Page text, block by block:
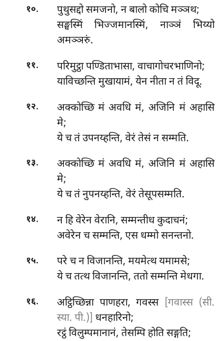
१०. पुथुसद्दोसमजनो, न बालो कोचि मञ्ञथ;
सङ्घस्मिं भिज्जमानस्मिं, नाञ्ञं भिय्यो
अमञ्ञरुं.
११.
परिमुट्ठा पण्डिताभासा, वाचागोचरभाणिनो;
याविच्छन्ति मुखायामं, येन नीता न तं विदू.
१२.
अक्कोच्छि मं अवधि मं, अजिनि मं अहासि
मे;
ये च तं उपनय्हन्ति, वेरं तेसं न सम्मति.
१३.
अक्कोच्छि मं अवधि मं, अजिनि मं अहासि
मे;
ये च तं नुपनय्हन्ति, वेरं तेसूपसम्मति.
१४.
न हि वेरेन वेरानि, सम्मन्तीध कुदाचनं;
अवेरेन च सम्मन्ति, एस धम्मो सनन्तनो.
१५.
परे च न विजानन्ति, मयमेत्थ यमामसे;
ये च तत्थ विजानन्ति, ततो सम्मन्ति मेधगा.
१६. अट्ठिच्छिन्ना पाणहरा, गवस्स [गवास्स (सी.
स्या. पी.)] धनहारिनो;
रट्ठं विलुम्पमानानं, तेसम्पि होति सङ्गति;